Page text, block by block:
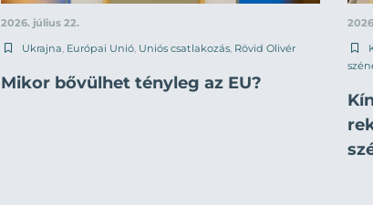
2026. július 22.
Ukrajna Európai Unió Uniós csatlakozás Rövid Olivér
Mikor bővülhet tényleg az EU?